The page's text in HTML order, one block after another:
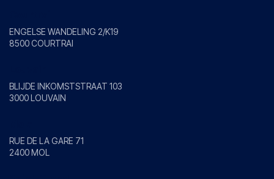
ENGELSE WANDELING 2/K19
8500 COURTRAI
BLIJDE INKOMSTSTRAAT 103
3000 LOUVAIN
RUE DE LA GARE 71
2400 MOL